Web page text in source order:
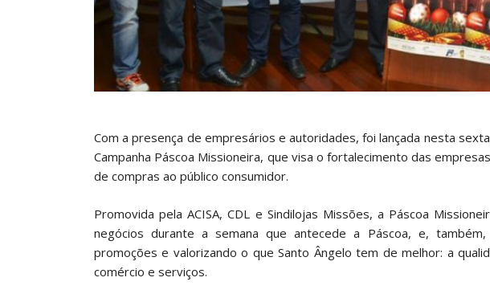
Com a presença de empresários e autoridades, foi lançada nesta
Campanha Páscoa Missioneira, que visa o fortalecimento das
de compras ao público consumidor.
Promovida pela ACISA, CDL e Sindilojas Missões, a Páscoa
negócios durante a semana que antecede a Páscoa, e,
promoções e valorizando o que Santo Ângelo tem de melhor: a
comércio e serviços.